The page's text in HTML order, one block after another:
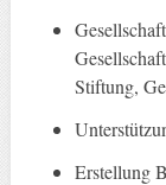
Stiftung,
Erstellung